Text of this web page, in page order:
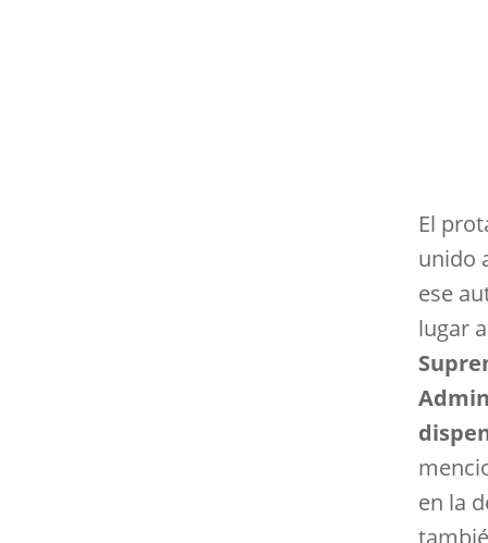
El
unido
ese
lugar
en la